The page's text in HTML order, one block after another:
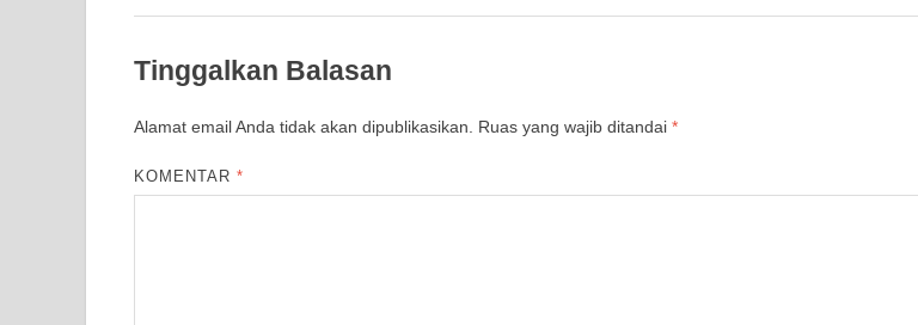
Tinggalkan Balasan
Alamat email Anda tidak akan dipublikasikan. Ruas yang wajib ditandai *
KOMENTAR*